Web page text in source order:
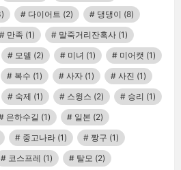
다이어트 (2) 댕댕이 (8)
만족 (1) 말죽거리잔혹사 (1)
모델 (2) 미녀 (1) 미어캣 (1)
복수 (1) 사자 (1) 사진 (1)
숙제 (1) 스윙스 (2) 승리 (1)
은하수길 (1) 일본 (2)
중고나라 (1) 짱구 (1)
코스프레 (1) 탈모 (2)